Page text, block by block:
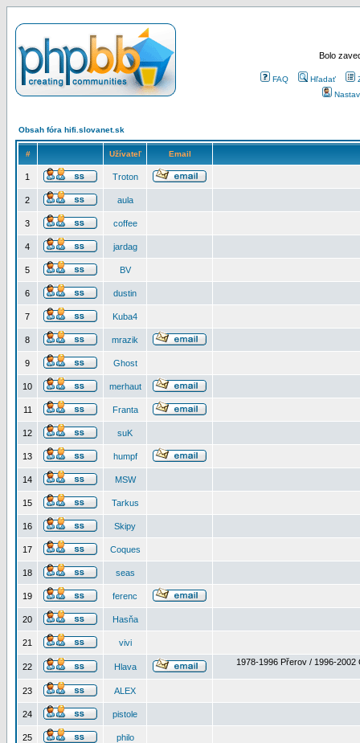
Bolo
FAQ Hľadať
Obsah fóra hifi.slovanet.sk
# Užívateľ Email
1 Troton
2 aula
3 coffee
4 jardag
5 BV
6 dustin
7 Kuba4
8 mrazik
9 Ghost
10 merhaut
11 Franta
12 suK
13 humpf
14 MSW
15 Tarkus
16 Skipy
17 Coques
18 seas
19 ferenc
20 Hasňa
21 vivi
22 Hlava 1978-1996 Přerov / 1996-2002
23 ALEX
24 pistole
25 philo